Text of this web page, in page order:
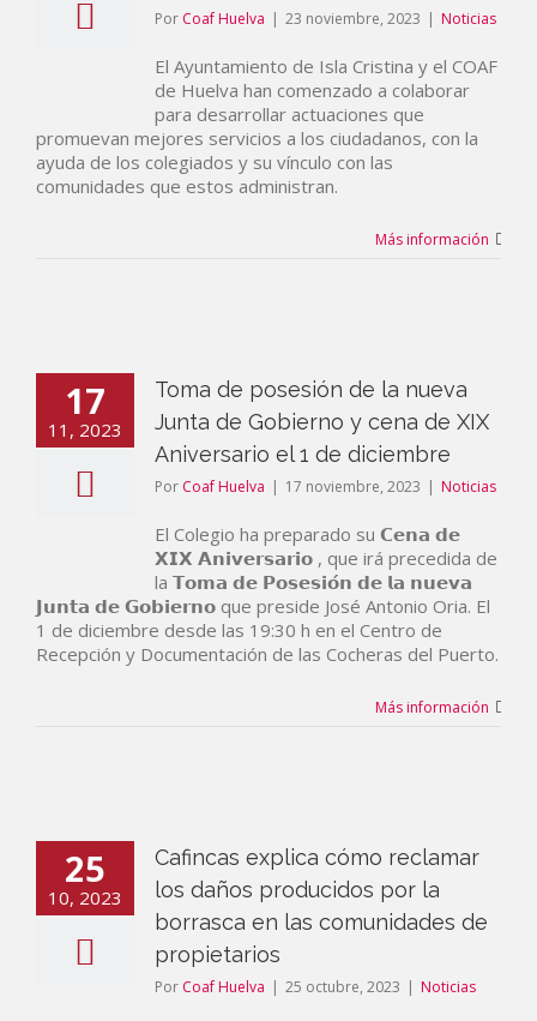
Por Coaf Huelva | 23 noviembre, 2023 | Noticias
El Ayuntamiento de Isla Cristina y el COAF
de Huelva han comenzado a colaborar
para desarrollar actuaciones que
promuevan mejores servicios a los ciudadanos, con la
ayuda de los colegiados y su vínculo con las
comunidades que estos administran.
Más información
17
11, 2023
Toma de posesión de la nueva
Junta de Gobierno y cena de XIX
Aniversario el 1 de diciembre
Por Coaf Huelva | 17 noviembre, 2023 | Noticias
El Colegio ha preparado su 𝗖𝗲𝗻𝗮 𝗱𝗲
𝗫𝗜𝗫 𝗔𝗻𝗶𝘃𝗲𝗿𝘀𝗮𝗿𝗶𝗼 , que irá precedida de
la 𝗧𝗼𝗺𝗮 𝗱𝗲 𝗣𝗼𝘀𝗲𝘀𝗶𝗼́𝗻 𝗱𝗲 𝗹𝗮 𝗻𝘂𝗲𝘃𝗮
𝗝𝘂𝗻𝘁𝗮 𝗱𝗲 𝗚𝗼𝗯𝗶𝗲𝗿𝗻𝗼 que preside José Antonio Oria. El
1 de diciembre desde las 19:30 h en el Centro de
Recepción y Documentación de las Cocheras del Puerto.
Más información
25
10, 2023
Cafincas explica cómo reclamar
los daños producidos por la
borrasca en las comunidades de
propietarios
Por Coaf Huelva | 25 octubre, 2023 | Noticias